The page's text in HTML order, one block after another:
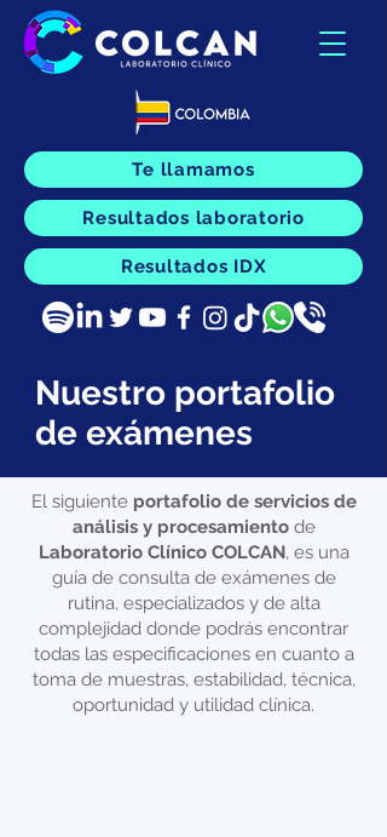
Te llamamos
Resultados laboratorio
Resultados IDX
Nuestro portafolio
de exámenes
El siguiente portafolio de servicios de
análisis y procesamientode
Laboratorio Clínico COLCAN, es una
guía de consulta de exámenes de
rutina, especializados y de alta
complejidad donde podrás encontrar
todas las especificaciones en cuanto a
toma de muestras, estabilidad, técnica,
oportunidad y utilidad clínica.